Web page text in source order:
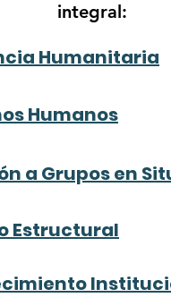
integral:
Humanitaria
Humanos
a Grupos en
Estructural